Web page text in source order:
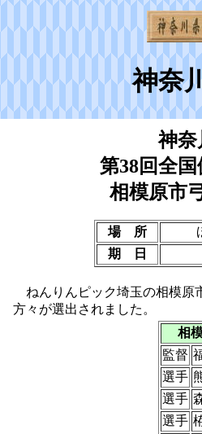
神奈
神奈
第38回全
相模原市
場 所
期 日
ねんりんピック埼玉の相模原
方々が選出されました。
相
監督
選手
選手
選手